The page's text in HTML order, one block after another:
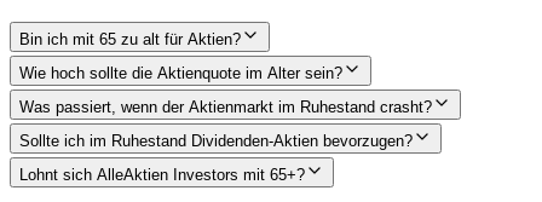
Bin ich mit 65 zu alt für Aktien?
Wie hoch sollte die Aktienquote im Alter sein?
Was passiert, wenn der Aktienmarkt im Ruhestand crasht?
Sollte ich im Ruhestand Dividenden-Aktien bevorzugen?
Lohnt sich AlleAktien Investors mit 65+?